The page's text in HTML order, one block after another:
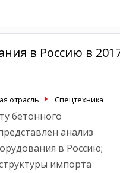
в Россию в
отрасль Спецтехника
бетонного
анализ
в Россию;
импорта